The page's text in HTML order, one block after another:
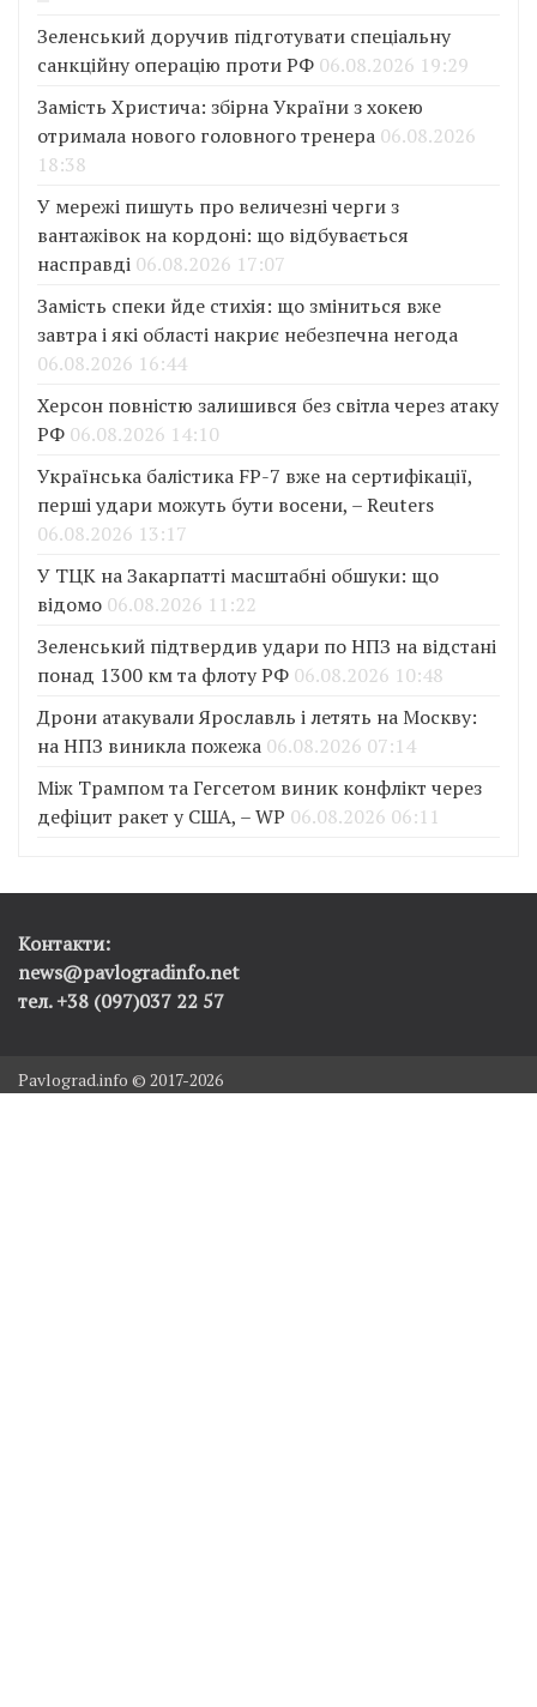
Зеленський доручив підготувати спеціальну
санкційну операцію проти РФ 06.08.2026 19:29
Замість Христича: збірна України з хокею
отримала нового головного тренера 06.08.2026
18:38
У мережі пишуть про величезні черги з
вантажівок на кордоні: що відбувається
насправді 06.08.2026 17:07
Замість спеки йде стихія: що зміниться вже
завтра і які області накриє небезпечна негода
06.08.2026 16:44
Херсон повністю залишився без світла через атаку
РФ 06.08.2026 14:10
Українська балістика FP-7 вже на сертифікації,
перші удари можуть бути восени, – Reuters
06.08.2026 13:17
У ТЦК на Закарпатті масштабні обшуки: що
відомо 06.08.2026 11:22
Зеленський підтвердив удари по НПЗ на відстані
понад 1300 км та флоту РФ 06.08.2026 10:48
Дрони атакували Ярославль і летять на Москву:
на НПЗ виникла пожежа 06.08.2026 07:14
Між Трампом та Гегсетом виник конфлікт через
дефіцит ракет у США, – WP 06.08.2026 06:11
Контакти:
news@pavlogradinfo.net
тел. +38 (097)037 22 57
Pavlograd.info © 2017-2026